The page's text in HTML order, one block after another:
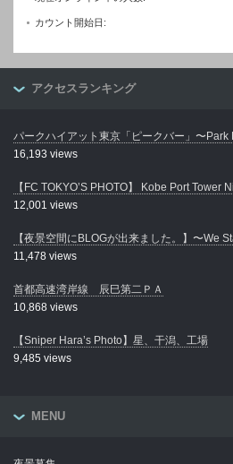
カウント開始日:
アクセスランキング
パークハイアット東京「ピークバー」〜
16,193 views
【FC TOKYO’S PHOTO】 Kobe Port Tower
12,001 views
【夜景空間にBLOGが出来ました。】〜We
11,478 views
首都高速湾岸線 辰巳第二ＰＡ
10,868 views
【Sniper Hara’s Photo】星、干潟、工場
9,485 views
MENU